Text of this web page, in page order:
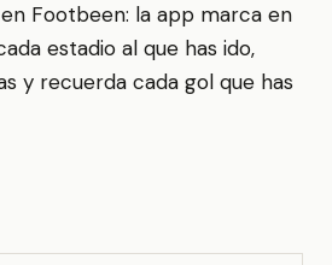
Footbeen: la app marca en
estadio al que has ido,
y recuerda cada gol que has